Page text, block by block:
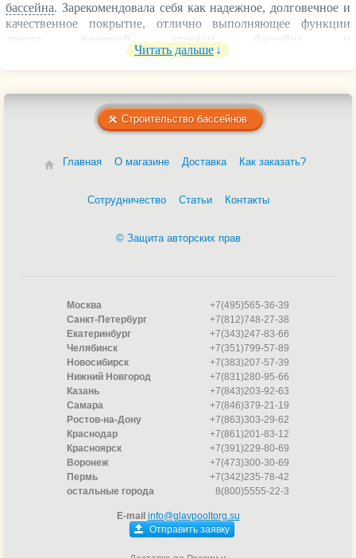
бассейна. Зарекомендовала себя как надежное, долговечное и
качественное покрытие, отлично выполняющее функции
декора внешней отделки бассейна и
гидроизоляции. Пленочное покрытие изготавливается из
армированного полиэстером материала.
Отличительная особенность ПВХ пленки Alkorplan –
наличие защитного акрилового слоя, который повышает
устойчивость к химическому, механическому и
пленки идеально подходит для уличных бассейнов.
Применяется независимо от объема и формы чаши бассейна.
полиэстера и других материалов.
крепеж и уплотнитель швов только фирмы Alkorplan. Пленка
рулона от 20 до 25 метров. Есть антискользящие варианты
Пленочное покрытие Alkorplan применяется для отделки
бассейнов любых форм и объемов. Пленка обладает отличной
эластичностью, стойкостью к механическим воздействиям.
Специальное акриловое покрытие повышает устойчивость
пленки к химическому, температурному и ультрафиолетовому
воздействию.
Читать дальше
Строительство бассейнов
Главная О магазине Доставка Как заказать?
Сотрудничество Статьи Контакты
© Защита авторских прав
Москва
+7(495)565-36-39
Санкт-Петербург
+7(812)748-27-38
Екатеринбург
+7(343)247-83-66
Челябинск
+7(351)799-57-89
Новосибирск
+7(383)207-57-39
Нижний Новгород
+7(831)280-95-66
Казань
+7(843)203-92-63
Самара
+7(846)379-21-19
Ростов-на-Дону
+7(863)303-29-62
Краснодар
+7(861)201-83-12
Красноярск
+7(391)229-80-69
Воронеж
+7(473)300-30-69
Пермь
+7(342)235-78-42
остальные города
8(800)5555-22-3
E-mail info@glavpooltorg.su
Отправить заявку